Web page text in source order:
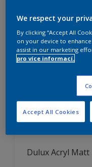
Dulux Acryl Matt
We respect your
By clicking “Accept All
on your device to enhance
assist in our marketing
pro více informací.
Accept All Cookies